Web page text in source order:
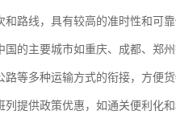
路线，具有较高的准时性和可
的主要城市如重庆、成都、郑
等多种运输方式的衔接，方便
提供政策优惠，如通关便利化